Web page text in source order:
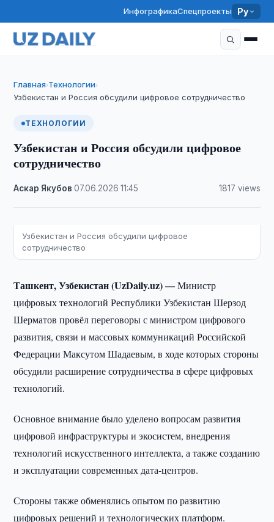
ИнфографикаСпецпроекты Ру
Главная›Технологии›
Узбекистан и Россия обсудили цифровое сотрудничество
ТЕХНОЛОГИИ
Узбекистан и Россия обсудили цифровое
сотрудничество
Аскар Якубов ·07.06.2026 ·11:45 1817 views
Узбекистан и Россия обсудили цифровое
сотрудничество
Ташкент, Узбекистан (UzDaily.uz) —Министр
цифровых технологий Республики Узбекистан Шерзод
Шерматов провёл переговоры с министром цифрового
развития, связи и массовых коммуникаций Российской
Федерации Максутом Шадаевым, в ходе которых стороны
обсудили расширение сотрудничества в сфере цифровых
технологий.
Основное внимание было уделено вопросам развития
цифровой инфраструктуры и экосистем, внедрения
технологий искусственного интеллекта, а также созданию
и эксплуатации современных дата-центров.
Стороны также обменялись опытом по развитию
цифровых решений и технологических платформ.